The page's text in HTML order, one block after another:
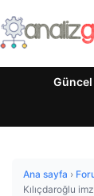
Ana sayfa ›
Kılıçdaroğlu